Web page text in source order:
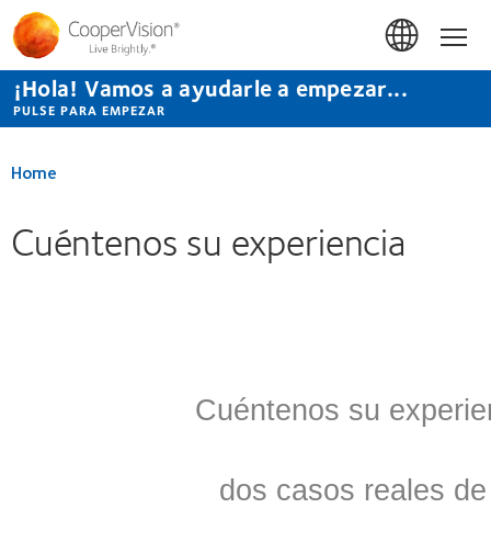
Pasar
contenido
principal
¡Hola! Vamos a ayudarle a empezar...
PULSE PARA EMPEZAR
Home
Cuéntenos su experiencia
Cuéntenos su
dos casos reales